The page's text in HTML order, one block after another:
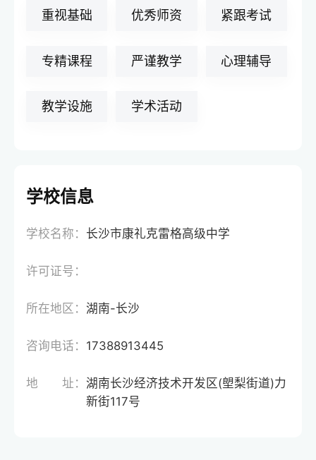
重视基础 优秀师资 紧跟考试
专精课程 严谨教学 心理辅导
教学设施 学术活动
学校信息
学校名称： 长沙市康礼克雷格高级中学
许可证号：
所在地区：湖南-长沙
咨询电话： 17388913445
地 址：湖南长沙经济技术开发区(塱梨街道)力
新街117号